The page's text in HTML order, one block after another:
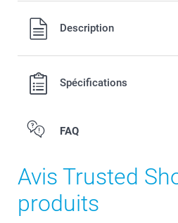
Tous les prix sont en francs
hors frais de port.
Description
Spécifications
FAQ
Avis Trusted
produits